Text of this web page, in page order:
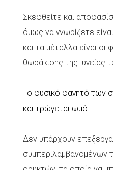
Σκεφθείτε και
όμως να γνωρίζετε
και τα μέταλλα είναι οι
θωράκισης της υγείας
Το φυσικό φαγητό των
και τρώγεται ωμό.
Δεν υπάρχουν
συμπεριλαμβανομένων